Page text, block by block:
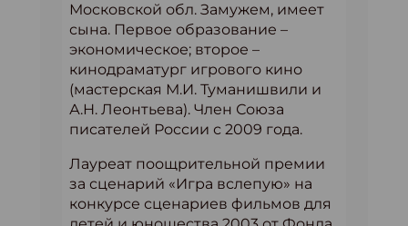
Московской обл. Замужем, имеет
сына. Первое образование –
экономическое; второе –
кинодраматург игрового кино
(мастерская М.И. Туманишвили и
А.Н. Леонтьева). Член Союза
писателей России с 2009 года.
Лауреат поощрительной премии
за сценарий «Игра вслепую» на
конкурсе сценариев фильмов для